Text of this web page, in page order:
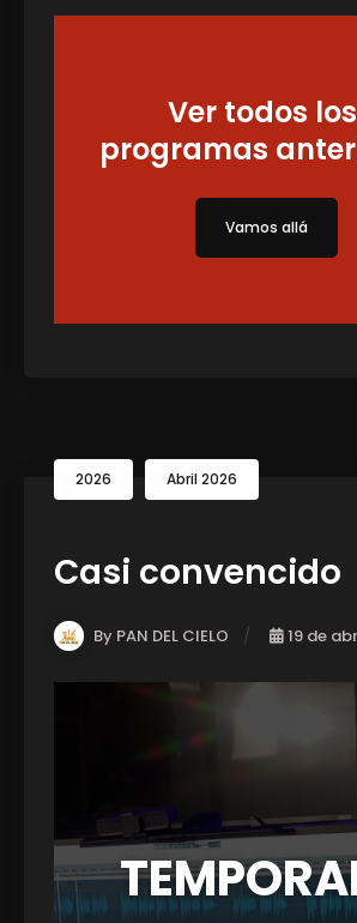
Ver todos los
programas
Vamos allá
2026 Abril 2026
Casi convencido
By PAN DEL CIELO 19 de